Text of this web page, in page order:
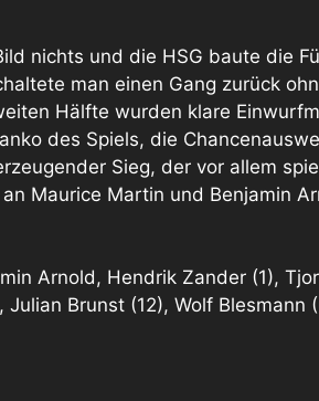
nichts und die HSG baute die
man einen Gang zurück
Hälfte wurden klare
des Spiels, die
Sieg, der vor allem
Maurice Martin und Benjamin
Arnold, Hendrik Zander (1),
Brunst (12), Wolf Blesmann